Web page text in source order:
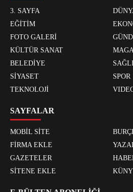
3. SAYFA
EĞİTİM
FOTO GALERİ
KÜLTÜR SANAT
BELEDİYE
SİYASET
SPOR
TEKNOLOJİ
SAYFALAR
MOBİL SİTE
FİRMA EKLE
GAZETELER
SİTENE EKLE